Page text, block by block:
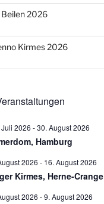
Beilen 2026
Kirmes 2026
2026 -30. August 2026
Hamburg
2026 - 16. August 2026
Kirmes, Herne-Crange
2026 -9. August 2026